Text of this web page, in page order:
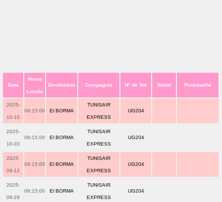
Date
Heure
Locale
Destination Compagnie N° de Vol Statut Ponctualité
2025-
10-10
09:15:00 El BORMA
TUNISAIR
EXPRESS
UG204
2025-
10-03
09:15:00 El BORMA
TUNISAIR
EXPRESS
UG204
2025-
09-12
09:15:00 El BORMA
TUNISAIR
EXPRESS
UG204
2025-
08-29
09:15:00 El BORMA
TUNISAIR
EXPRESS
UG204